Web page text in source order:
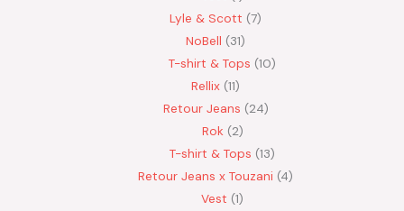
Lyle & Scott 7
NoBell
31
T-shirt & Tops 10
Rellix 11
Retour Jeans 24
Rok 2
T-shirt & Tops 13
Retour Jeans x Touzani 4
Vest 1